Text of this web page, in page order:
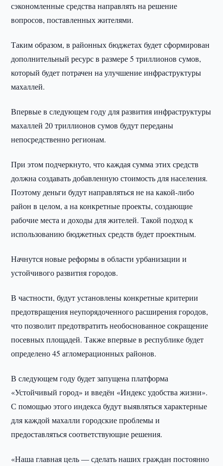
сэкономленные средства направлять на решение
вопросов, поставленных жителями.
Таким образом, в районных бюджетах будет сформирован
дополнительный ресурс в размере 5 триллионов сумов,
который будет потрачен на улучшение инфраструктуры
махаллей.
Впервые в следующем году для развития инфраструктуры
махаллей 20 триллионов сумов будут переданы
непосредственно регионам.
При этом подчеркнуто, что каждая сумма этих средств
должна создавать добавленную стоимость для населения.
Поэтому деньги будут направляться не на какой-либо
район в целом, а на конкретные проекты, создающие
рабочие места и доходы для жителей. Такой подход к
использованию бюджетных средств будет проектным.
Начнутся новые реформы в области урбанизации и
устойчивого развития городов.
В частности, будут установлены конкретные критерии
предотвращения неупорядоченного расширения городов,
что позволит предотвратить необоснованное сокращение
посевных площадей. Также впервые в республике будет
определено 45 агломерационных районов.
В следующем году будет запущена платформа
«Устойчивый город» и введён «Индекс удобства жизни».
С помощью этого индекса будут выявляться характерные
для каждой махалли городские проблемы и
предоставляться соответствующие решения.
«Наша главная цель — сделать наших граждан постоянно